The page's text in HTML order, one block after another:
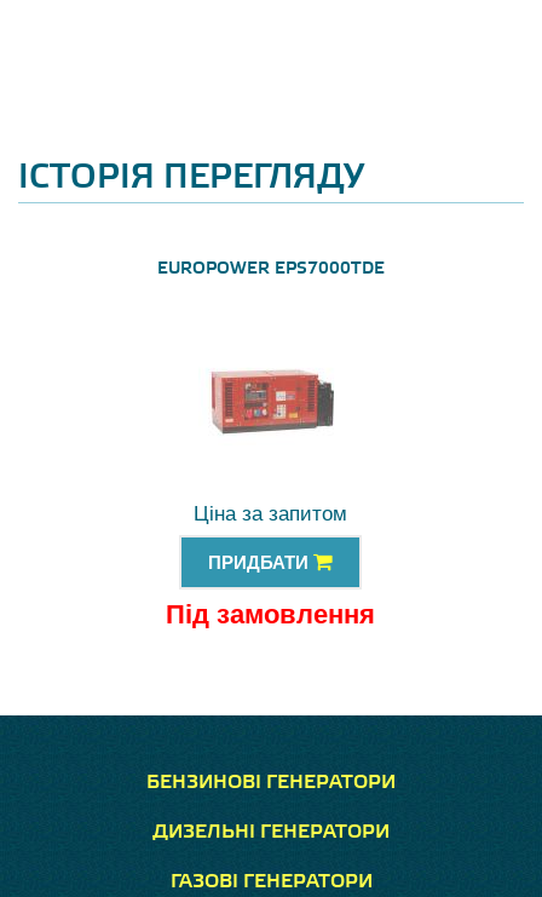
ІСТОРІЯ ПЕРЕГЛЯДУ
EUROPOWER EPS7000TDE
Ціна за запитом
ПРИДБАТИ
Під замовлення
БЕНЗИНОВІ ГЕНЕРАТОРИ
ДИЗЕЛЬНІ ГЕНЕРАТОРИ
ГАЗОВІ ГЕНЕРАТОРИ